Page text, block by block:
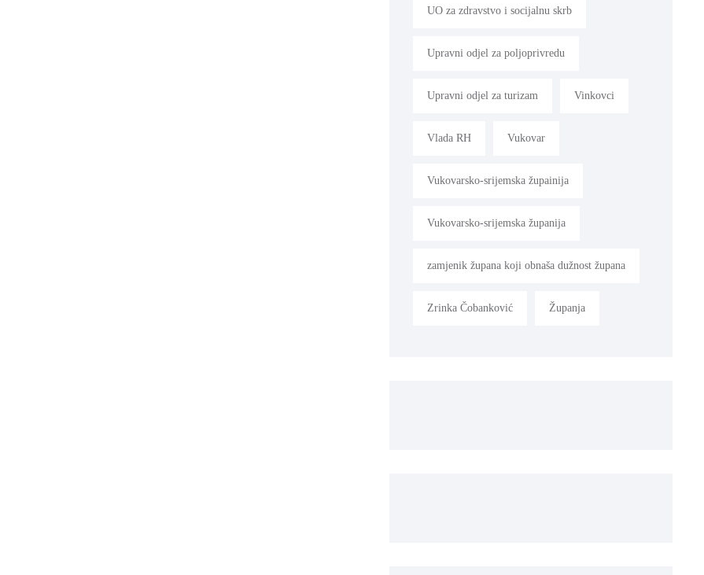
UO za zdravstvo i socijalnu skrb
Upravni odjel za poljoprivredu
Upravni odjel za turizam Vinkovci
Vlada RH Vukovar
Vukovarsko-srijemska župainija
Vukovarsko-srijemska županija
zamjenik župana koji obnaša dužnost župana
Zrinka Čobanković Županja